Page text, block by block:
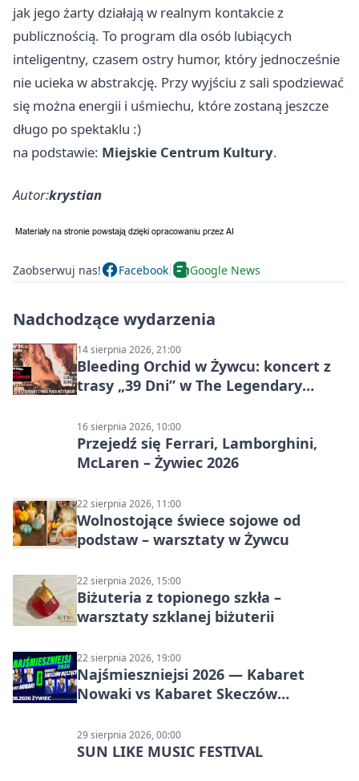
jak jego żarty działają w realnym kontakcie z
publicznością. To program dla osób lubiących
inteligentny, czasem ostry humor, który jednocześnie
nie ucieka w abstrakcję. Przy wyjściu z sali spodziewać
się można energii i uśmiechu, które zostaną jeszcze
długo po spektaklu :)
na podstawie: Miejskie Centrum Kultury.
Autor:krystian
Zaobserwuj nas! Facebook Google News
Nadchodzące wydarzenia
14 sierpnia 2026, 21:00
Bleeding Orchid w Żywcu: koncert z
trasy „39 Dni” w The Legendary
16 sierpnia 2026, 10:00
Przejedź się Ferrari, Lamborghini,
McLaren – Żywiec 2026
22 sierpnia 2026, 11:00
Wolnostojące świece sojowe od
podstaw – warsztaty w Żywcu
22 sierpnia 2026, 15:00
Biżuteria z topionego szkła –
warsztaty szklanej biżuterii
22 sierpnia 2026, 19:00
Najśmieszniejsi 2026 — Kabaret
Nowaki vs Kabaret Skeczów
29 sierpnia 2026, 00:00
SUN LIKE MUSIC FESTIVAL